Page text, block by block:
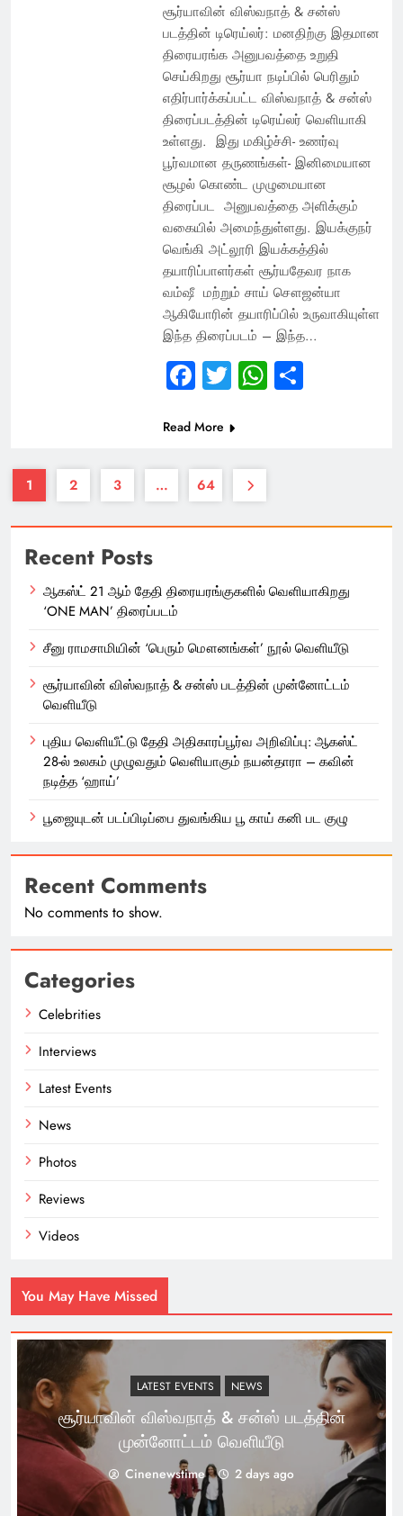
சூர்யாவின் விஸ்வநாத் & சன்ஸ்
படத்தின் டிரெய்லர்: மனதிற்கு இதமான
திரையரங்க அனுபவத்தை உறுதி
செய்கிறது சூர்யா நடிப்பில் பெரிதும்
எதிர்பார்க்கப்பட்ட விஸ்வநாத் & சன்ஸ்
திரைப்படத்தின் டிரெய்லர் வெளியாகி
உள்ளது. இது மகிழ்ச்சி- உணர்வு
பூர்வமான தருணங்கள்- இனிமையான
சூழல் கொண்ட முழுமையான
திரைப்பட அனுபவத்தை அளிக்கும்
வகையில் அமைந்துள்ளது. இயக்குநர்
வெங்கி அட்லூரி இயக்கத்தில்
தயாரிப்பாளர்கள் சூர்யதேவர நாக
வம்ஷீ மற்றும் சாய் சௌஜன்யா
ஆகியோரின் தயாரிப்பில் உருவாகியுள்ள
இந்த திரைப்படம் – இந்த…
Facebook
TwitterWhatsApp
Share
Read More
1 2 3 … 64
Recent Posts
ஆகஸ்ட் 21 ஆம் தேதி திரையரங்குகளில் வெளியாகிறது
‘ONE MAN’ திரைப்படம்
சீனு ராமசாமியின் ‘பெரும் மௌனங்கள்’ நூல் வெளியீடு
சூர்யாவின் விஸ்வநாத் & சன்ஸ் படத்தின் முன்னோட்டம்
வெளியீடு
புதிய வெளியீட்டு தேதி அதிகாரப்பூர்வ அறிவிப்பு: ஆகஸ்ட்
28-ல் உலகம் முழுவதும் வெளியாகும் நயன்தாரா – கவின்
நடித்த ‘ஹாய்’
பூஜையுடன் படப்பிடிப்பை துவங்கிய பூ காய் கனி பட குழு
Recent Comments
No comments to show.
Categories
Celebrities
Interviews
Latest Events
News
Photos
Reviews
Videos
You May Have Missed
LATEST EVENTS NEWS
சூர்யாவின் விஸ்வநாத் & சன்ஸ் படத்தின்
முன்னோட்டம் வெளியீடு
Cinenewstime 2 days ago